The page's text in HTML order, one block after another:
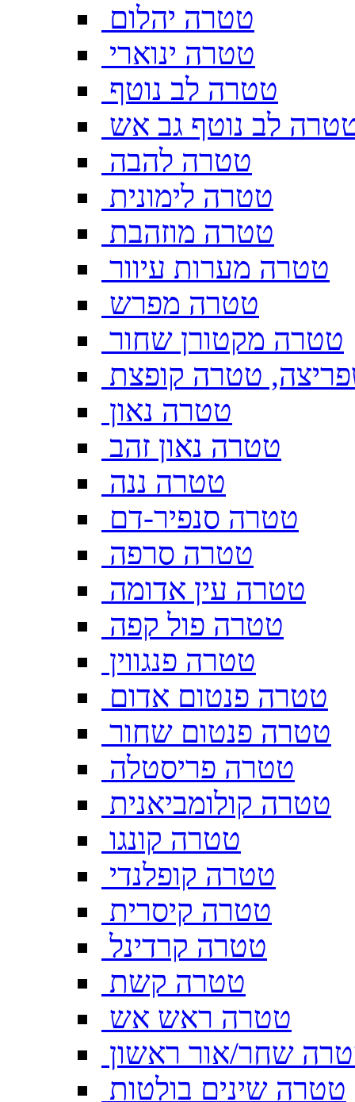
טטרה יהלום
טטרה ינוארי
טטרה לב נוטף
לב נוטף גב אש
טטרה להבה
טטרה לימונית
טטרה מוזהבת
טטרה מערות עיוור
טטרה מפרש
טטרה מקטורן שחור
טטרה קופצת
טטרה נאון
טטרה נאון זהב
טטרה ננה
טטרה סנפיר-דם
טטרה סרפה
טטרה עין אדומה
טטרה פול קפה
טטרה פנגווין
טטרה פנטום אדום
טטרה פנטום שחור
טטרה פריסטלה
טטרה קולומביאנית
טטרה קונגו
טטרה קופלנדי
טטרה קיסרית
טטרה קרדינל
טטרה קשת
טטרה ראש אש
שחר/אור ראשון
טטרה שינים בולטות